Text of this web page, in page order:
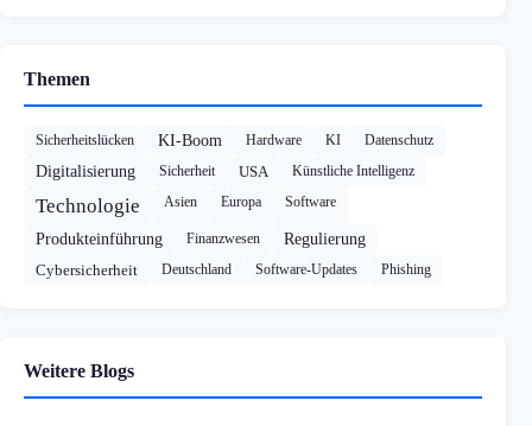
Themen
Sicherheitslücken KI-Boom Hardware KI Datenschutz
Digitalisierung Sicherheit USA Künstliche Intelligenz
Technologie Asien Europa Software
Produkteinführung Finanzwesen
Regulierung
Cybersicherheit
Deutschland Software-Updates Phishing
Weitere Blogs